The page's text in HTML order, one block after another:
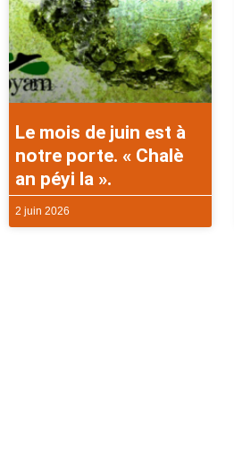
Le mois de juin est à
notre porte. « Chalè
an péyi la ».
2 juin 2026